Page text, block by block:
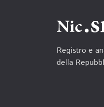
Registro e
della